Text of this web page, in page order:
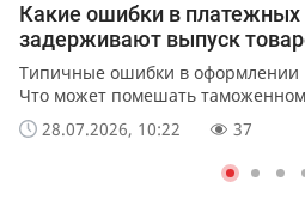
Какие ошибки в платежных
задерживают выпуск
Типичные ошибки в оформлении
Что может помешать
28.07.2026, 10:22
37